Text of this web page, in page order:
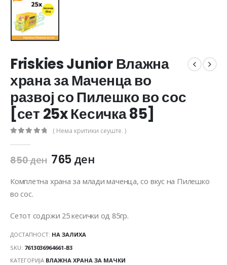
Friskies Junior Влажна
храна за Маченца во
развој со Пилешко во сос
[сет 25x Кесичка 85]
( Нема критики сеуште. )
850ден 765ден
Комплетна храна за млади маченца, со вкус на Пилешко
во сос.
Сетот содржи 25 кесички од 85гр.
ДОСТАПНОСТ: НА ЗАЛИХА
SKU: 7613036964661-B3
КАТЕГОРИЈА ВЛАЖНА ХРАНА ЗА МАЧКИ